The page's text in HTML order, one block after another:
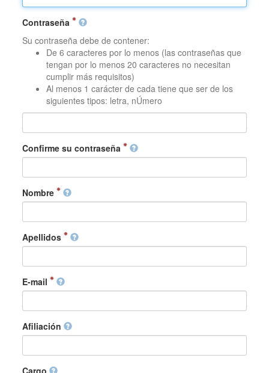
Contraseña
Su contraseña debe de contener:
De 6 caracteres por lo menos (las contraseñas que
tengan por lo menos 20 caracteres no necesitan
cumplir más requisitos)
Al menos 1 carácter de cada tiene que ser de los
siguientes tipos: letra, nÚmero
Confirme su contraseña
Nombre
Apellidos
E-mail
Afiliación
Cargo